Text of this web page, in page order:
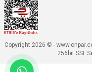
Copyright 2026 © -
256bit SSL